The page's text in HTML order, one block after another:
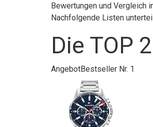
Bewertungen und Vergleich
Nachfolgende Listen
Die TOP
AngebotBestseller Nr. 1